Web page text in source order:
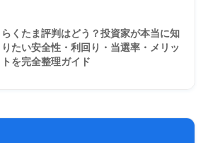
らくたま評判はどう？投資家が本当に知
りたい安全性・利回り・当選率・メリッ
トを完全整理ガイド